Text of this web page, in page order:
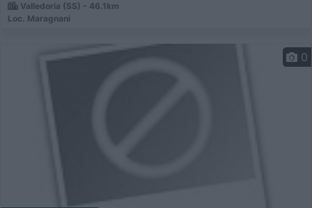
Valledoria (SS) - 46.1km
Loc. Maragnani
0